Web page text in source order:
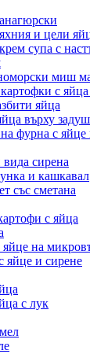
и цели
супа с
миш
с
яйца
върху
фурна с яйце
сирена
и кашкавал
със сметана
с яйца
на
яйце и сирене
с лук